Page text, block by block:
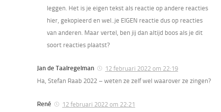
leggen. Het is je eigen tekst als reactie op andere reacties
hier, gekopieerd en wel..je EIGEN reactie dus op reacties
van anderen. Maar vertel, ben jij dan altijd boos als je dit
soort reacties plaatst?
Jan de Taalregelman
12 februari 2022 om 22:19
Ha, Stefan Raab 2022 – weten ze zelf wel waarover ze zingen?
René
12 februari 2022 om 22:21